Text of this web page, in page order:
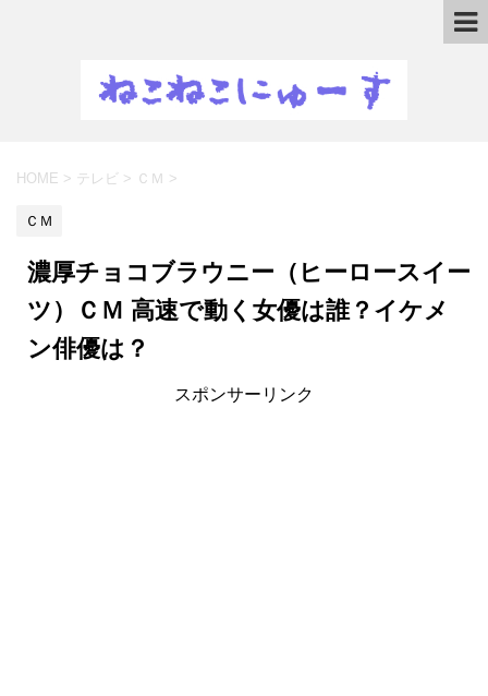
HOME > テレビ > ＣＭ >
ＣＭ
濃厚チョコブラウニー（ヒーロースイー
ツ）ＣＭ 高速で動く女優は誰？イケメ
ン俳優は？
スポンサーリンク